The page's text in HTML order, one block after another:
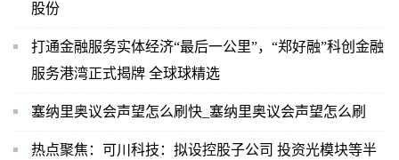
股份
打通金融服务实体经济“最后一公里”，“郑好融”科创金融
服务港湾正式揭牌 全球球精选
塞纳里奥议会声望怎么刷快_塞纳里奥议会声望怎么刷
热点聚焦：可川科技：拟设控股子公司 投资光模块等半